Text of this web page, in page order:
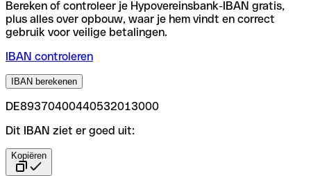
Bereken of controleer je Hypovereinsbank-IBAN gratis,
plus alles over opbouw, waar je hem vindt en correct
gebruik voor veilige betalingen.
IBAN controleren
IBAN berekenen
DE89370400440532013000
Dit IBAN ziet er goed uit:
Kopiëren